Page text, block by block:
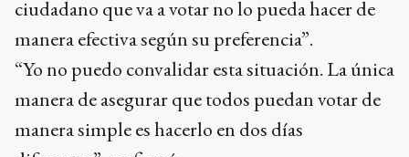
ciudadano que va a votar no lo pueda hacer de
manera efectiva según su preferencia”.
“Yo no puedo convalidar esta situación. La única
manera de asegurar que todos puedan votar de
manera simple es hacerlo en dos días